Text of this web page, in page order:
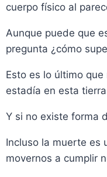
cuerpo físico al
Aunque puede que
pregunta ¿cómo
Esto es lo último
estadía en esta
Y si no existe forma
Incluso la muerte es
movernos a cumplir